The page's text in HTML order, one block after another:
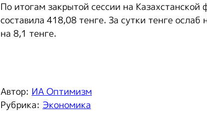
По итогам закрытой сессии на
составила 418,08 тенге. За сутки тенге
на 8,1 тенге.
Автор: ИА Оптимизм
Рубрика: Экономика